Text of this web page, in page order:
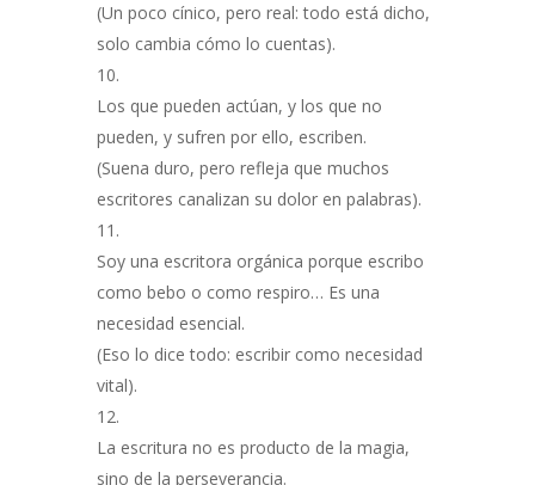
(Un poco cínico, pero real: todo está dicho,
solo cambia cómo lo cuentas).
Los que pueden actúan, y los que no
pueden, y sufren por ello, escriben.
(Suena duro, pero refleja que muchos
escritores canalizan su dolor en palabras).
Soy una escritora orgánica porque escribo
como bebo o como respiro… Es una
necesidad esencial.
(Eso lo dice todo: escribir como necesidad
vital).
La escritura no es producto de la magia,
sino de la perseverancia.